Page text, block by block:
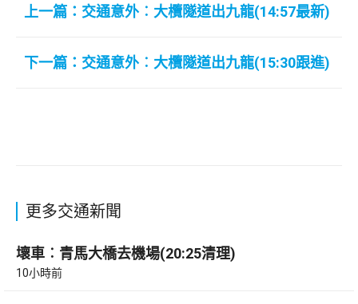
上一篇：交通意外︰大欖隧道出九龍(14:57最新)
下一篇：交通意外︰大欖隧道出九龍(15:30跟進)
更多交通新聞
壞車︰青馬大橋去機場(20:25清理)
10小時前